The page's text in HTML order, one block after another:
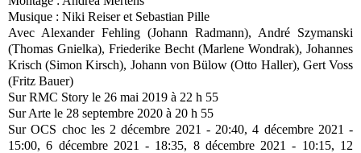
Musique : Niki Reiser et Sebastian Pille
Avec Alexander Fehling (Johann Radmann), André Szymanski
(Thomas Gnielka), Friederike Becht (Marlene Wondrak), Johannes
Krisch (Simon Kirsch), Johann von Bülow (Otto Haller), Gert Voss
(Fritz Bauer)
Sur RMC Story le 26 mai 2019 à 22 h 55
Sur Arte le 28 septembre 2020 à 20 h 55
Sur OCS choc les 2 décembre 2021 - 20:40, 4 décembre 2021 -
15:00, 6 décembre 2021 - 18:35, 8 décembre 2021 - 10:15, 12